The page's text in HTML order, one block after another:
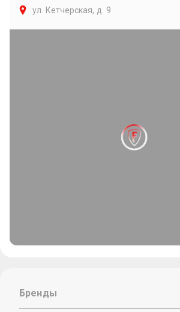
ул. Кетчерская, д. 9
Бренды